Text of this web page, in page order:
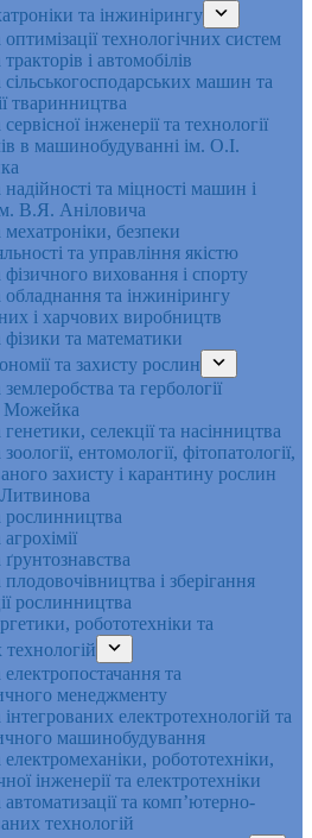
та інжинірингу
технологічних систем
і автомобілів
машин та
тваринництва
інженерії та технології
в машинобудуванні ім. О.І.
та міцності машин і
В.Я. Аніловича
безпеки
та управління якістю
виховання і спорту
та інжинірингу
і харчових виробництв
та математики
та захисту рослин
та гербології
селекції та насінництва
ентомології, фітопатології,
захисту і карантину рослин
рослинництва
і зберігання
рослинництва
робототехніки та
та
менеджменту
електротехнологій та
машинобудування
робототехніки,
інженерії та електротехніки
та комп’ютерно-
технологій